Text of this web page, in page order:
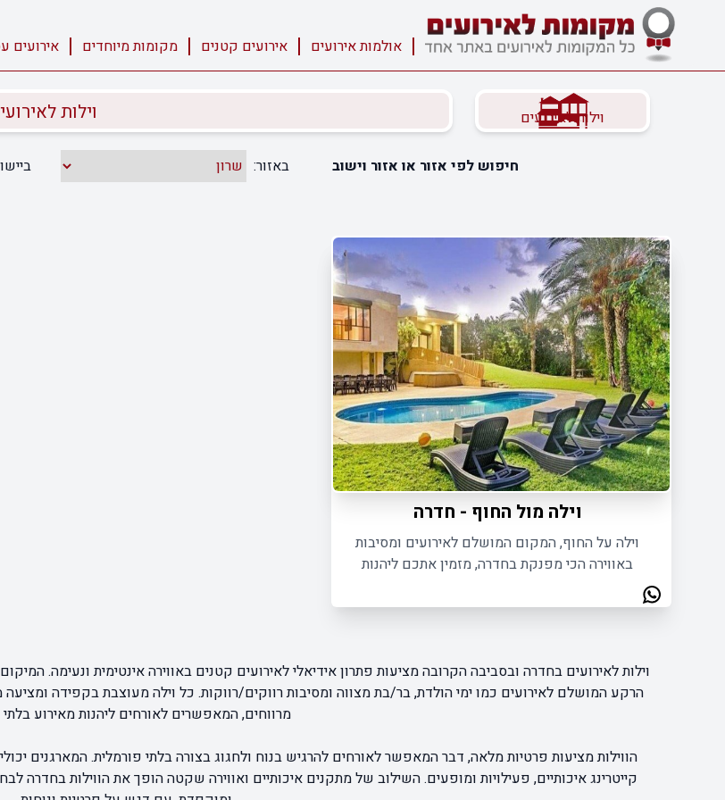
אולמות אירועים אירועים קטנים מקומות מיוחדים אירועים
וילות לאירועים וילות
חיפוש לפי אזור או אזור וישוב באזור:
וילה מול החוף - חדרה
וילה על החוף, המקום המושלם לאירועים ומסיבות
באווירה הכי מפנקת בחדרה, מזמין אתכם ליהנות
וילות לאירועים בחדרה ובסביבה הקרובה מציעות פתרון אידיאלי לאירועים קטנים באווירה אינטימית ונעימה.
הרקע המושלם לאירועים כמו ימי הולדת, בר/בת מצווה ומסיבות רווקים/רווקות. כל וילה מעוצבת בקפידה ומציעה
מרווחים, המאפשרים לאורחים ליהנות מאירוע
הווילות מציעות פרטיות מלאה, דבר המאפשר לאורחים להרגיש בנוח ולחגוג בצורה בלתי פורמלית. המארגנים
קייטרינג איכותיים, פעילויות ומופעים. השילוב של מתקנים איכותיים ואווירה שקטה הופך את הווילות בחדרה